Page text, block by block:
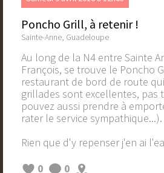
Poncho Grill, à retenir !
Sainte-Anne, Guadeloupe
Au long de la N4 entre Sainte
François, se trouve le Poncho
restaurant de bord de route
grillades sont excellentes, pas
pouvez aussi prendre à
rater le service sympathique...).
Rien que d'y repenser j'en ai
0
0